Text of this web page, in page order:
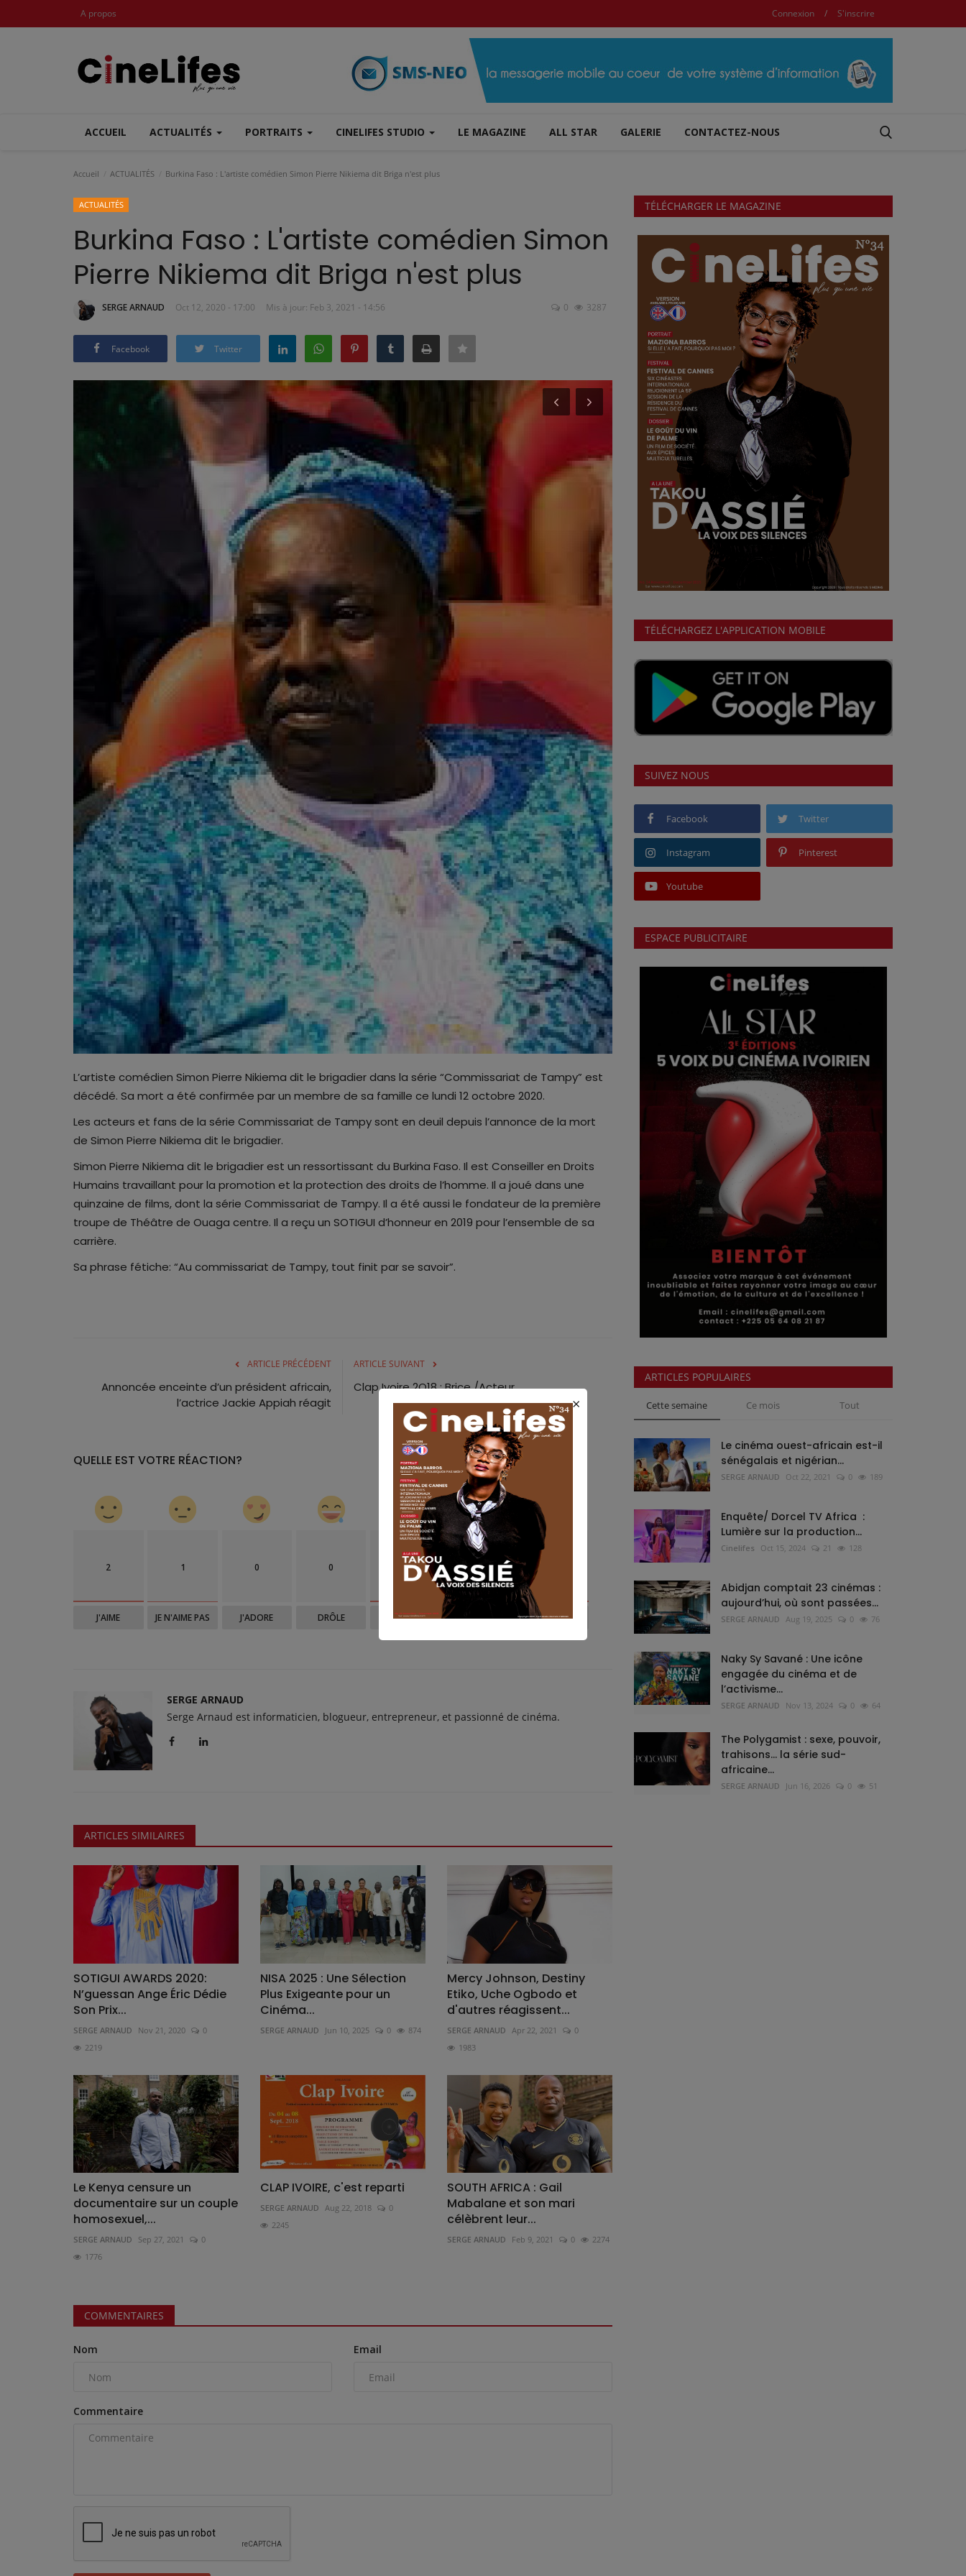
A propos Connexion / S'inscrire
ACCUEIL ACTUALITÉS PORTRAITS CINELIFES STUDIO LE MAGAZINE ALL STAR GALERIE CONTACTEZ-NOUS
Accueil ACTUALITÉS Burkina Faso : L'artiste comédien Simon Pierre Nikiema dit Briga n'est plus
ACTUALITÉS
Burkina Faso : L'artiste comédien Simon
Pierre Nikiema dit Briga n'est plus
SERGE ARNAUD Oct 12, 2020 - 17:00 Mis à jour: Feb 3, 2021 - 14:56 0 3287
Facebook Twitter
L’artiste comédien Simon Pierre Nikiema dit le brigadier dans la série “Commissariat de Tampy” est
décédé. Sa mort a été confirmée par un membre de sa famille ce lundi 12 octobre 2020.
Les acteurs et fans de la série Commissariat de Tampy sont en deuil depuis l’annonce de la mort
de Simon Pierre Nikiema dit le brigadier.
Simon Pierre Nikiema dit le brigadier est un ressortissant du Burkina Faso. Il est Conseiller en Droits
Humains travaillant pour la promotion et la protection des droits de l’homme. Il a joué dans une
quinzaine de films, dont la série Commissariat de Tampy. Il a été aussi le fondateur de la première
troupe de Théâtre de Ouaga centre. Il a reçu un SOTIGUI d’honneur en 2019 pour l’ensemble de sa
carrière.
Sa phrase fétiche: “Au commissariat de Tampy, tout finit par se savoir”.
ARTICLE PRÉCÉDENT
Annoncée enceinte d’un président africain,
l’actrice Jackie Appiah réagit
ARTICLE SUIVANT
Clap Ivoire 2O18 : Brice /Acteur
QUELLE EST VOTRE RÉACTION?
2
J'AIME
1
JE N'AIME PAS
0
J'ADORE
0
DRÔLE
2
EN COLÈRE
15
TRISTE IMPRESSIONNÉ
SERGE ARNAUD
Serge Arnaud est informaticien, blogueur, entrepreneur, et passionné de cinéma.
ARTICLES SIMILAIRES
SOTIGUI AWARDS 2020:
N’guessan Ange Éric Dédie
Son Prix...
SERGE ARNAUD Nov 21, 2020
0
2219
NISA 2025 : Une Sélection
Plus Exigeante pour un
Cinéma...
SERGE ARNAUD Jun 10, 2025 0 874
Mercy Johnson, Destiny
Etiko, Uche Ogbodo et
d'autres réagissent...
SERGE ARNAUD Apr 22, 2021
0
1983
Le Kenya censure un
documentaire sur un couple
homosexuel,...
SERGE ARNAUD Sep 27, 2021
0
1776
CLAP IVOIRE, c'est reparti
SERGE ARNAUD Aug 22, 2018
0
2245
SOUTH AFRICA : Gail
Mabalane et son mari
célèbrent leur...
SERGE ARNAUD Feb 9, 2021 0 2274
COMMENTAIRES
Nom Email
Commentaire
TÉLÉCHARGER LE MAGAZINE
TÉLÉCHARGEZ L'APPLICATION MOBILE
SUIVEZ NOUS
Facebook Twitter
Instagram Pinterest
Youtube
ESPACE PUBLICITAIRE
ARTICLES POPULAIRES
Cette semaine Ce mois Tout
Le cinéma ouest-africain est-il
sénégalais et nigérian...
SERGE ARNAUD Oct 22, 2021 0 189
Enquête/ Dorcel TV Africa :
Lumière sur la production...
Cinelifes Oct 15, 2024 21 128
Abidjan comptait 23 cinémas :
aujourd’hui, où sont passées...
SERGE ARNAUD Aug 19, 2025 0 76
Naky Sy Savané : Une icône
engagée du cinéma et de
l’activisme...
SERGE ARNAUD Nov 13, 2024 0 64
The Polygamist : sexe, pouvoir,
trahisons… la série sud-
africaine...
SERGE ARNAUD Jun 16, 2026 0 51
×